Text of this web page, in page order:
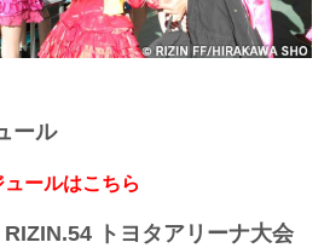
ール
ールはこちら
RIZIN.54 トヨタアリーナ大会